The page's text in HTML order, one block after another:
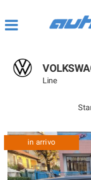
I SERVIZI
LISTA VEICOLI
Line
in arrivo